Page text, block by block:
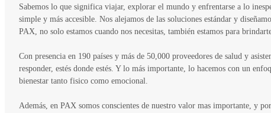
Sabemos lo que significa viajar, explorar el mundo y enfrentarse a lo
simple y más accesible. Nos alejamos de las soluciones estándar y
PAX, no solo estamos cuando nos necesitas, también estamos para
Con presencia en 190 países y más de 50,000 proveedores de salud y
responder, estés donde estés. Y lo más importante, lo hacemos con un
bienestar tanto fisico como emocional.
Además, en PAX somos conscientes de nuestro valor mas importante, y